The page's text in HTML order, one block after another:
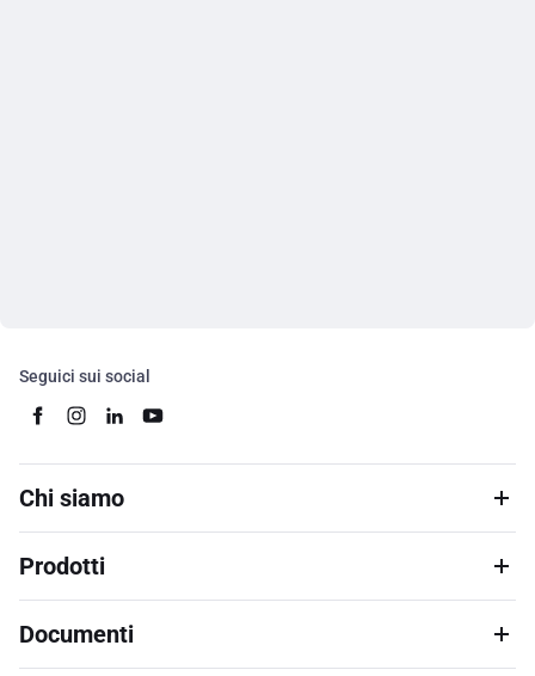
Seguici sui social
Chi siamo
Prodotti
Documenti